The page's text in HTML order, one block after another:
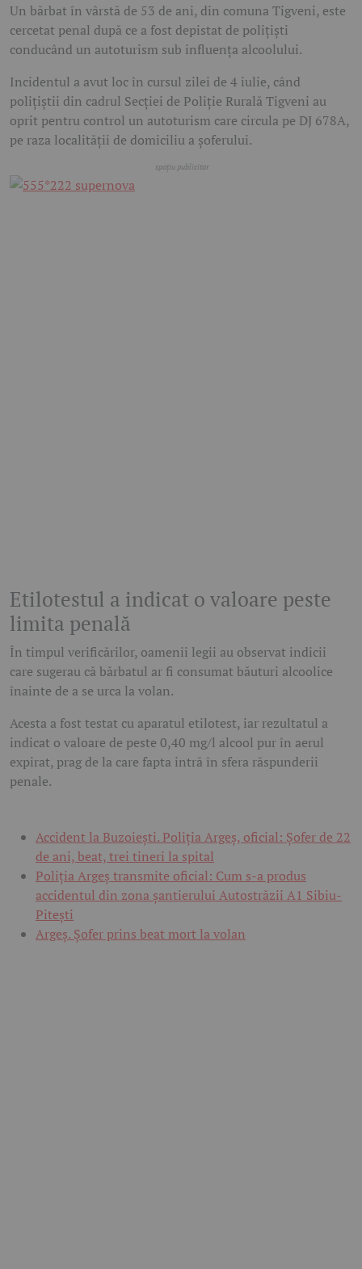
Un bărbat în vârstă de 53 de ani, din comuna Tigveni, este
cercetat penal după ce a fost depistat de polițiști
conducând un autoturism sub influența alcoolului.
Incidentul a avut loc în cursul zilei de 4 iulie, când
polițiștii din cadrul Secției de Poliție Rurală Tigveni au
oprit pentru control un autoturism care circula pe DJ 678A,
pe raza localității de domiciliu a șoferului.
Etilotestul a indicat o valoare peste
limita penală
În timpul verificărilor, oamenii legii au observat indicii
care sugerau că bărbatul ar fi consumat băuturi alcoolice
înainte de a se urca la volan.
Acesta a fost testat cu aparatul etilotest, iar rezultatul a
indicat o valoare de peste 0,40 mg/l alcool pur în aerul
expirat, prag de la care fapta intră în sfera răspunderii
penale.
Accident la Buzoiești. Poliția Argeș, oficial: Șofer de 22
de ani, beat, trei tineri la spital
Poliția Argeș transmite oficial: Cum s-a produs
accidentul din zona șantierului Autostrăzii A1 Sibiu-
Pitești
Argeș. Șofer prins beat mort la volan